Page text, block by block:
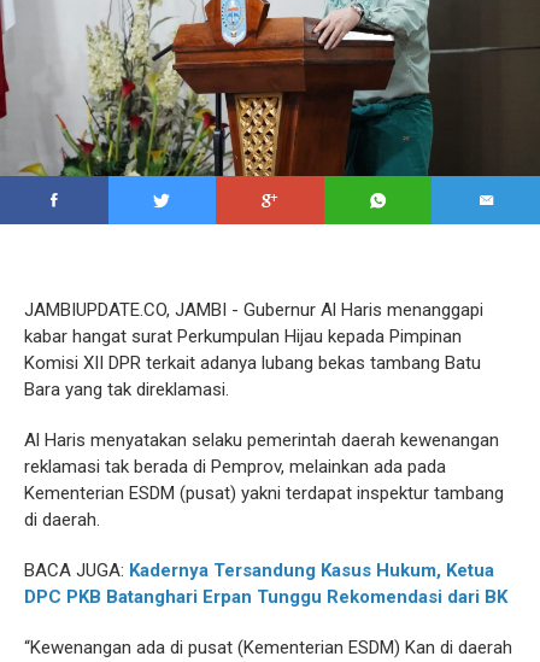
JAMBIUPDATE.CO, JAMBI - Gubernur Al Haris menanggapi
kabar hangat surat Perkumpulan Hijau kepada Pimpinan
Komisi XII DPR terkait adanya lubang bekas tambang Batu
Bara yang tak direklamasi.
Al Haris menyatakan selaku pemerintah daerah kewenangan
reklamasi tak berada di Pemprov, melainkan ada pada
Kementerian ESDM (pusat) yakni terdapat inspektur tambang
di daerah.
BACA JUGA: Kadernya Tersandung Kasus Hukum, Ketua
DPC PKB Batanghari Erpan Tunggu Rekomendasi dari BK
“Kewenangan ada di pusat (Kementerian ESDM) Kan di daerah